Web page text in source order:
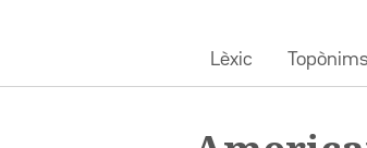
Lèxic Topònims